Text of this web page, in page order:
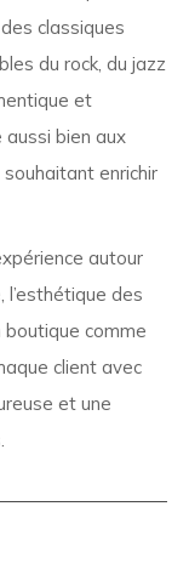
classiques
du rock, du jazz
et
aussi bien aux
enrichir
autour
l’esthétique des
boutique comme
client avec
et une